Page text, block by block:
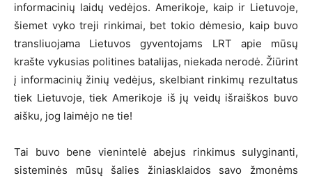
informacinių laidų vedėjos. Amerikoje, kaip ir Lietuvoje,
šiemet vyko treji rinkimai, bet tokio dėmesio, kaip buvo
transliuojama Lietuvos gyventojams LRT apie mūsų
krašte vykusias politines batalijas, niekada nerodė. Žiūrint
į informacinių žinių vedėjus, skelbiant rinkimų rezultatus
tiek Lietuvoje, tiek Amerikoje iš jų veidų išraiškos buvo
aišku, jog laimėjo ne tie!
Tai buvo bene vienintelė abejus rinkimus sulyginanti,
sisteminės mūsų šalies žiniasklaidos savo žmonėms